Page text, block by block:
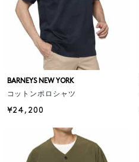
BARNEYS NEW YORK
コットンポロシャツ
¥24,200